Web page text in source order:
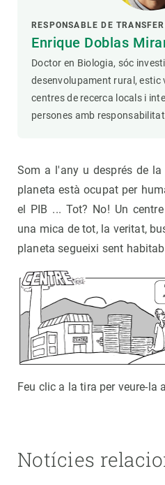
RESPONSABLE DE
Enrique Doblas
Doctor en Biologia, sóc
desenvolupament rural, estic
centres de recerca locals i
persones amb
Som a l'any u després de
planeta està ocupat per
el PIB ... Tot? No! Un
una mica de tot, la veritat,
planeta segueixi sent
Feu clic a la tira per veure-la
Notícies